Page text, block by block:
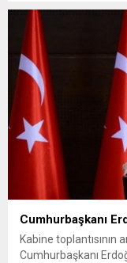
provokasyonların
kadının elinden alan
Cumhurbaşkanı
Kabine toplantısının
Cumhurbaşkanı